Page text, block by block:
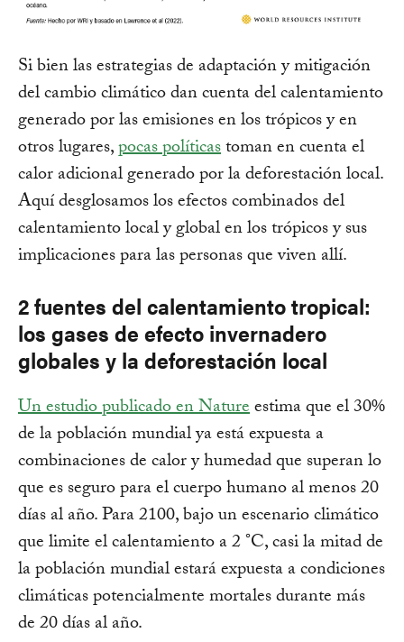
Si bien las estrategias de adaptación y mitigación
del cambio climático dan cuenta del calentamiento
generado por las emisiones en los trópicos y en
otros lugares,pocas políticastoman en cuenta el
calor adicional generado por la deforestación local.
Aquí desglosamos los efectos combinados del
calentamiento local y global en los trópicos y sus
implicaciones para las personas que viven allí.
2 fuentes del calentamiento tropical:
los gases de efecto invernadero
globales y la deforestación local
Un estudio publicado en Natureestima que el 30%
de la población mundial ya está expuesta a
combinaciones de calor y humedad que superan lo
que es seguro para el cuerpo humano al menos 20
días al año. Para 2100, bajo un escenario climático
que limite el calentamiento a 2 °C, casi la mitad de
la población mundial estará expuesta a condiciones
climáticas potencialmente mortales durante más
de 20 días al año.